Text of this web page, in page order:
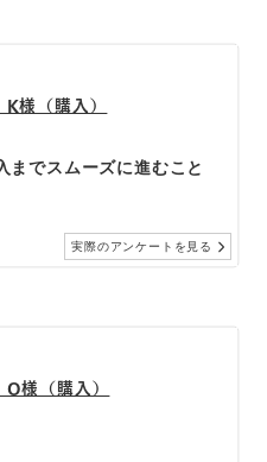
様（購入）
までスムーズに進むこと
実際のアンケートを見る
様（購入）